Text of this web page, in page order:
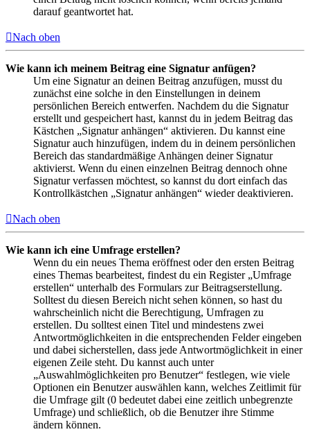
darauf geantwortet hat.
Nach oben
Wie kann ich meinem Beitrag eine Signatur anfügen?
Um eine Signatur an deinen Beitrag anzufügen, musst du
zunächst eine solche in den Einstellungen in deinem
persönlichen Bereich entwerfen. Nachdem du die Signatur
erstellt und gespeichert hast, kannst du in jedem Beitrag das
Kästchen „Signatur anhängen“ aktivieren. Du kannst eine
Signatur auch hinzufügen, indem du in deinem persönlichen
Bereich das standardmäßige Anhängen deiner Signatur
aktivierst. Wenn du einen einzelnen Beitrag dennoch ohne
Signatur verfassen möchtest, so kannst du dort einfach das
Kontrollkästchen „Signatur anhängen“ wieder deaktivieren.
Nach oben
Wie kann ich eine Umfrage erstellen?
Wenn du ein neues Thema eröffnest oder den ersten Beitrag
eines Themas bearbeitest, findest du ein Register „Umfrage
erstellen“ unterhalb des Formulars zur Beitragserstellung.
Solltest du diesen Bereich nicht sehen können, so hast du
wahrscheinlich nicht die Berechtigung, Umfragen zu
erstellen. Du solltest einen Titel und mindestens zwei
Antwortmöglichkeiten in die entsprechenden Felder eingeben
und dabei sicherstellen, dass jede Antwortmöglichkeit in einer
eigenen Zeile steht. Du kannst auch unter
„Auswahlmöglichkeiten pro Benutzer“ festlegen, wie viele
Optionen ein Benutzer auswählen kann, welches Zeitlimit für
die Umfrage gilt (0 bedeutet dabei eine zeitlich unbegrenzte
Umfrage) und schließlich, ob die Benutzer ihre Stimme
ändern können.